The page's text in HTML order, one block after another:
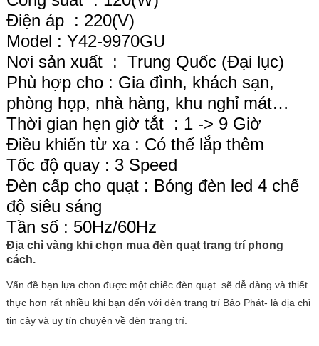
Điện áp : 220(V)
Model : Y42-9970GU
Nơi sản xuất : Trung Quốc (Đại lục)
Phù hợp cho : Gia đình, khách sạn,
phòng họp, nhà hàng, khu nghỉ mát…
Thời gian hẹn giờ tắt : 1 -> 9 Giờ
Điều khiển từ xa : Có thể lắp thêm
Tốc độ quay : 3 Speed
Đèn cấp cho quạt : Bóng đèn led 4 chế
độ siêu sáng
Tần số : 50Hz/60Hz
Địa chỉ vàng khi chọn mua đèn quạt trang trí phong
cách.
Vấn đề bạn lựa chon được một chiếc đèn quạtsẽ dễ dàng và thiết
thực hơn rất nhiều khi bạn đến với đèn trang trí Bảo Phát- là địa chỉ
tin cậy và uy tín chuyên về đèn trang trí.